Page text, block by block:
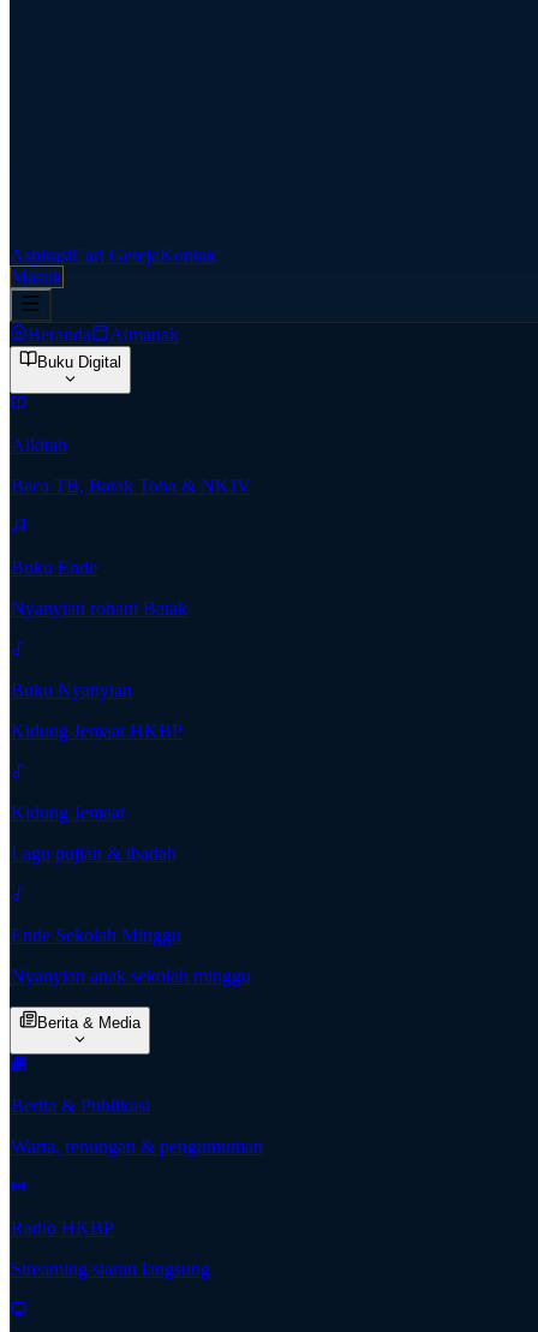
AspirasiCari GerejaKontak
Masuk
Beranda Almanak
Buku Digital
Alkitab
Baca TB, Batak Toba & NKJV
Buku Ende
Nyanyian rohani Batak
Buku Nyanyian
Kidung Jemaat HKBP
Kidung Jemaat
Lagu pujian & ibadah
Ende Sekolah Minggu
Nyanyian anak sekolah minggu
Berita & Media
Berita & Publikasi
Warta, renungan & pengumuman
Radio HKBP
Streaming siaran langsung